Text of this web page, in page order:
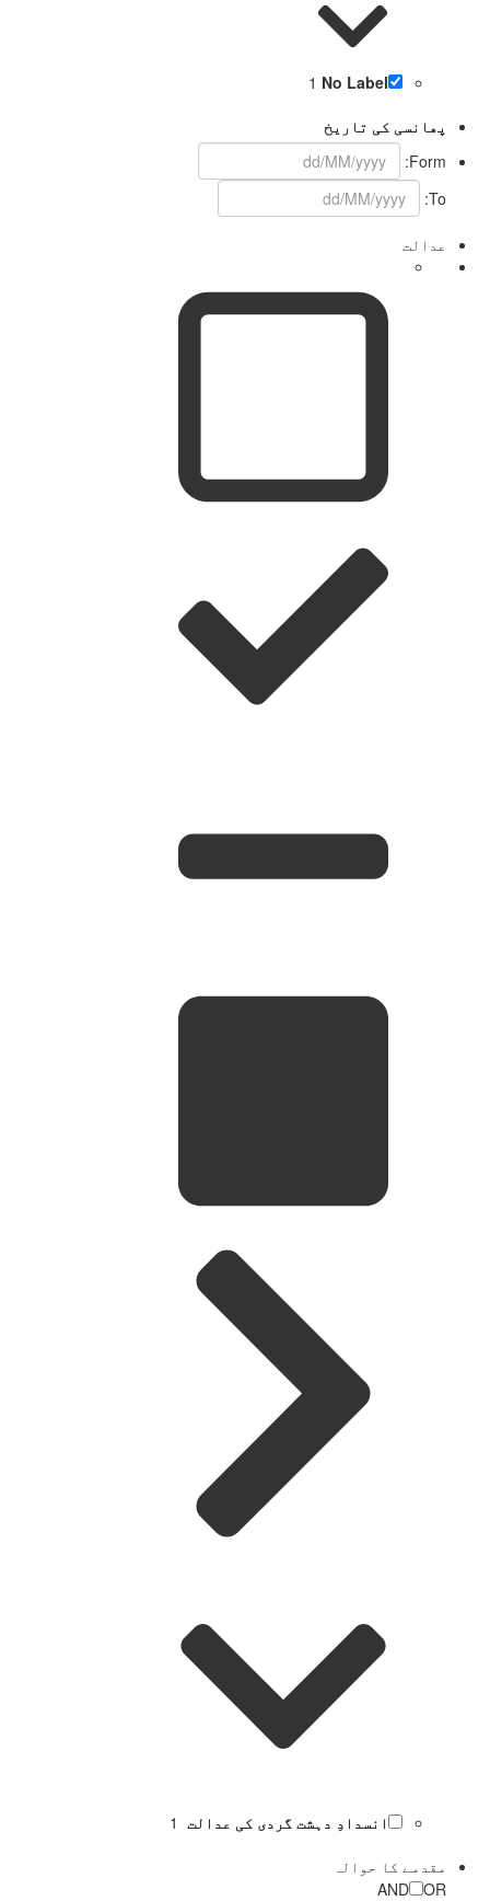
No Label
1
پھانسی کی تاریخ
Form:
عدالت
انسدادِ دہشت گردی کی عدالت
1
مقدمے کا حوالہ
AND
OR